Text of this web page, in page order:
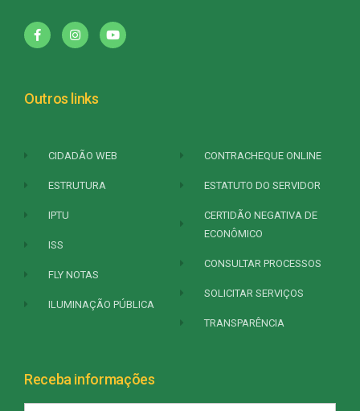
Outros links
CIDADÃO WEB
ESTRUTURA
IPTU
ISS
FLY NOTAS
ILUMINAÇÃO PÚBLICA
CONTRACHEQUE ONLINE
ESTATUTO DO SERVIDOR
CERTIDÃO NEGATIVA DE
ECONÔMICO
CONSULTAR PROCESSOS
SOLICITAR SERVIÇOS
TRANSPARÊNCIA
Receba informações